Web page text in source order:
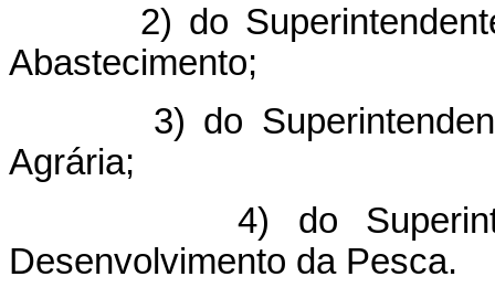
2) do
Abastecimento;
3) do
Agrária;
4) do
Desenvolvimento da Pesca.